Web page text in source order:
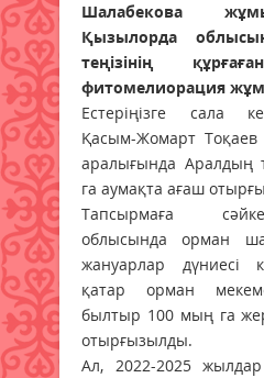
Шалабекова
Қызылорда
теңізінің
фитомелиорация
Естеріңізге сала
Қасым-Жомарт
аралығында Аралдың
га аумақта ағаш
Тапсырмаға
облысында орман
жануарлар дүниесі
қатар орман
былтыр 100 мың га
отырғызылды.
Ал, 2022-2025